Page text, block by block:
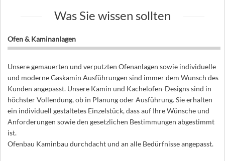
Was Sie wissen sollten
Ofen & Kaminanlagen
Unsere gemauerten und verputzten Ofenanlagen sowie individuelle
und moderne Gaskamin Ausführungen sind immer dem Wunsch des
Kunden angepasst. Unsere Kamin und Kachelofen-Designs sind in
höchster Vollendung, ob in Planung oder Ausführung. Sie erhalten
ein individuell gestaltetes Einzelstück, dass auf Ihre Wünsche und
Anforderungen sowie den gesetzlichen Bestimmungen abgestimmt
ist.
Ofenbau Kaminbau durchdacht und an alle Bedürfnisse angepasst.